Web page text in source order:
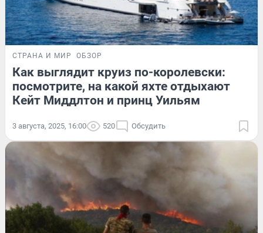
СТРАНА И МИР ОБЗОР
Как выглядит круиз по-королевски:
посмотрите, на какой яхте отдыхают
Кейт Миддлтон и принц Уильям
3 августа, 2025, 16:00 520 Обсудить